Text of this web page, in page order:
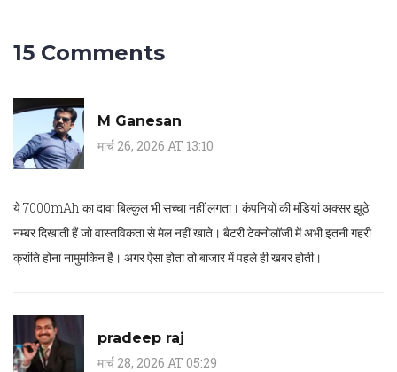
15 Comments
M Ganesan
मार्च 26, 2026 AT 13:10
ये 7000mAh का दावा बिल्कुल भी सच्चा नहीं लगता। कंपनियों की मंडियां अक्सर झूठे
नम्बर दिखाती हैं जो वास्तविकता से मेल नहीं खाते। बैटरी टेक्नोलॉजी में अभी इतनी गहरी
क्रांति होना नामुमकिन है। अगर ऐसा होता तो बाजार में पहले ही खबर होती।
pradeep raj
मार्च 28, 2026 AT 05:29